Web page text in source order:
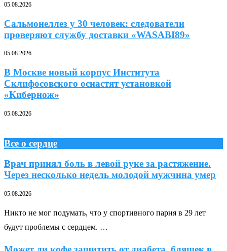
05.08.2026
Сальмонеллез у 30 человек: следователи
проверяют службу доставки «WASABI89»
05.08.2026
В Москве новый корпус Института
Склифосовского оснастят установкой
«Кибернож»
05.08.2026
Все о сердце
Врач принял боль в левой руке за растяжение.
Через несколько недель молодой мужчина умер
05.08.2026
Никто не мог подумать, что у спортивного парня в 29 лет
будут проблемы с сердцем. …